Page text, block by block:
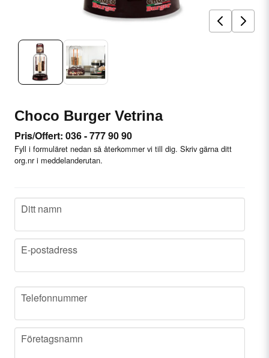
Choco Burger Vetrina
Pris/Offert: 036 - 777 90 90
Fyll i formuläret nedan så återkommer vi till dig. Skriv gärna ditt
org.nr i meddelanderutan.
name
Ditt namn
email
E-postadress
phone
Telefonnummer
company
Företagsnamn